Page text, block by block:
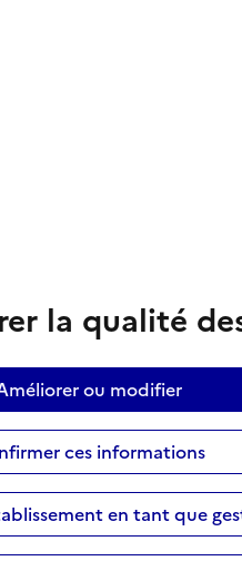
la qualité
ou modifier
ces informations
en tant que